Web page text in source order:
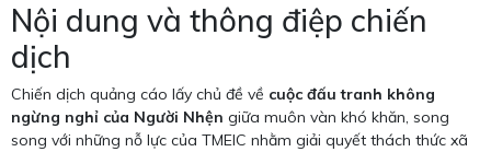
Nội dung và thông điệp chiến
dịch
Chiến dịch quảng cáo lấy chủ đề về cuộc đấu tranh không
ngừng nghỉ của Người Nhện giữa muôn vàn khó khăn, song
song với những nỗ lực của TMEIC nhằm giải quyết thách thức xã